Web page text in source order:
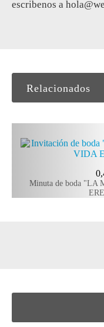
escribenos a
Relacionados
Minuta de boda "LA